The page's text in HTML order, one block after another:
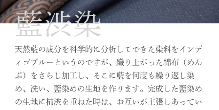
藍渋染
天然藍の成分を科学的に分析してできた染料をインデ
ィゴブルーというのですが、織り上がった綿布（めん
ぷ）をさらし加工し、そこに藍を何度も繰り返し染
め、洗い、藍染めの生地を作ります。完成した藍染め
の生地に柿渋を重ねた時は、お互いが主張しあってい